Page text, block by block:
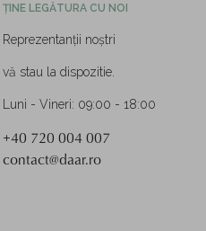
ȚINE LEGĂTURA CU NOI
Reprezentanții noștri
vă stau la dispozitie.
Luni - Vineri: 09:00 - 18:00
+40 720 004 007
contact@daar.ro